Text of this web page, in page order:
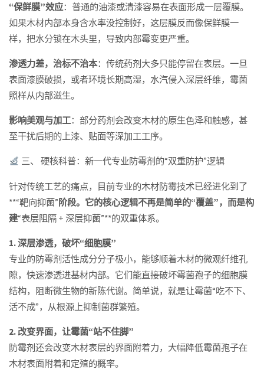
“保鲜膜”效应：普通的油漆或清漆容易在表面形成一层覆膜。
如果木材内部本身含水率没控制好，这层膜反而像保鲜膜一
样，把水分锁在木头里，导致内部霉变更严重。
渗透力差，治标不治本：传统药剂大多只能停留在表层。一旦
表面漆膜破损，或者环境长期高湿，水汽侵入深层纤维，霉菌
照样从内部滋生。
影响美观与加工：部分药剂会改变木材的原生色泽和触感，甚
至干扰后期的上漆、贴面等深加工工序。
三、 硬核科普：新一代专业防霉剂的“双重防护”逻辑
针对传统工艺的痛点，目前专业的木材防霉技术已经进化到了
**“靶向抑菌”阶段。它的核心逻辑不再是简单的“覆盖”，而是构
建“表层阻隔 + 深层抑菌”**的双重体系。
1. 深层渗透，破坏“细胞膜”
专业的防霉剂活性成分分子极小，能够顺着木材的微观纤维孔
隙，快速渗透进基材内部。它们能直接破坏霉菌孢子的细胞膜
结构，阻断微生物的新陈代谢。简单说，就是让霉菌“吃不下、
活不成”，从根源上抑制菌群繁殖。
2. 改变界面，让霉菌“站不住脚”
防霉剂还会改变木材表层的界面附着力，大幅降低霉菌孢子在
木材表面附着和定殖的概率。